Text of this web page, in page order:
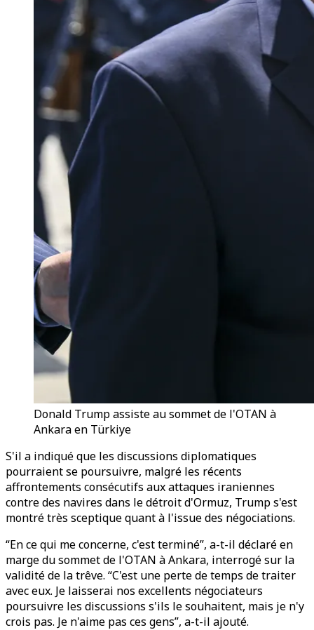
Donald Trump assiste au sommet de l'OTAN à
Ankara en Türkiye
S'il a indiqué que les discussions diplomatiques
pourraient se poursuivre, malgré les récents
affrontements consécutifs aux attaques iraniennes
contre des navires dans le détroit d'Ormuz, Trump s'est
montré très sceptique quant à l'issue des négociations.
“En ce qui me concerne, c'est terminé”, a-t-il déclaré en
marge du sommet de l'OTAN à Ankara, interrogé sur la
validité de la trêve. “C'est une perte de temps de traiter
avec eux. Je laisserai nos excellents négociateurs
poursuivre les discussions s'ils le souhaitent, mais je n'y
crois pas. Je n'aime pas ces gens”, a-t-il ajouté.